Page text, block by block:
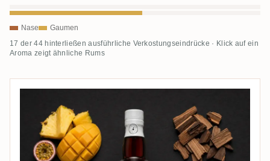
Nase Gaumen
17 der 44 hinterließen ausführliche Verkostungseindrücke · Klick auf ein
Aroma zeigt ähnliche Rums